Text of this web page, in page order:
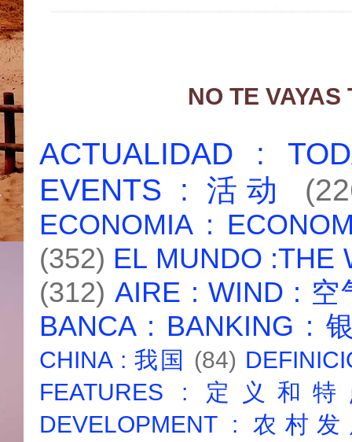
NO TE
ACTUALIDAD :
EVENTS : 活动
ECONOMIA :
(352) EL MUNDO :THE
(312) AIRE : WIND : 空
BANCA : BANKING :
CHINA : 我国 (84)
FEATURES : 定义和
DEVELOPMENT : 农村